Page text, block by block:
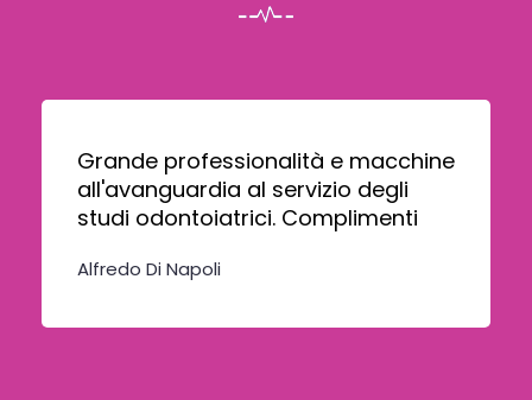
Grande professionalità e macchine
all'avanguardia al servizio degli
studi odontoiatrici. Complimenti
Alfredo Di Napoli